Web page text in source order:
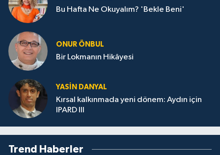
Bu Hafta Ne Okuyalım? 'Bekle Beni'
ONUR ÖNBUL
Bir Lokmanın Hikâyesi
YASIN DANYAL
Kırsal kalkınmada yeni dönem: Aydın için
IPARD III
Trend Haberler